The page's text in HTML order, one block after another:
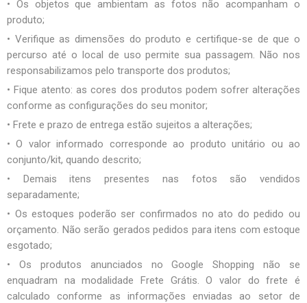
• Os objetos que ambientam as fotos não acompanham o
produto;
• Verifique as dimensões do produto e certifique-se de que o
percurso até o local de uso permite sua passagem. Não nos
responsabilizamos pelo transporte dos produtos;
• Fique atento: as cores dos produtos podem sofrer alterações
conforme as configurações do seu monitor;
• Frete e prazo de entrega estão sujeitos a alterações;
• O valor informado corresponde ao produto unitário ou ao
conjunto/kit, quando descrito;
• Demais itens presentes nas fotos são vendidos
separadamente;
• Os estoques poderão ser confirmados no ato do pedido ou
orçamento. Não serão gerados pedidos para itens com estoque
esgotado;
• Os produtos anunciados no Google Shopping não se
enquadram na modalidade Frete Grátis. O valor do frete é
calculado conforme as informações enviadas ao setor de